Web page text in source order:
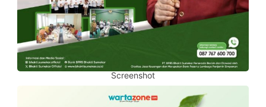
Screenshot